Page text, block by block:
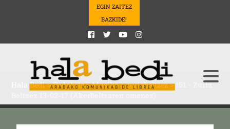
EGIN ZAITEZ
BAZKIDE!
Hala Bedi>Podcasts>Musika>zuriabeltzez> 151.- Zuria